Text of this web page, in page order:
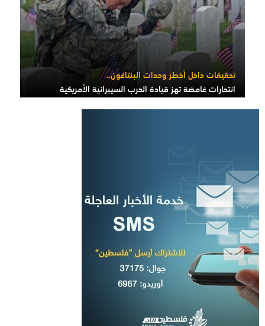
تحقيقات داخل أخطر وحدات البنتاغون..
انتحارات غامضة تهز قيادة الحرب السيبرانية الأمريكية